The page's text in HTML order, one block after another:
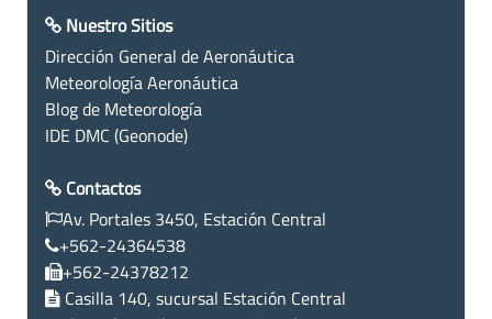
Nuestro Sitios
Dirección General de Aeronáutica
Meteorología Aeronáutica
Blog de Meteorología
IDE DMC (Geonode)
Contactos
Av. Portales 3450, Estación Central
+562-24364538
+562-24378212
Casilla 140, sucursal Estación Central